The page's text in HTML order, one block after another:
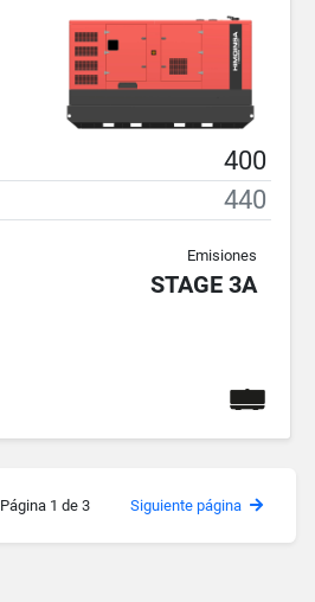
400
440
Emisiones
STAGE 3A
Página 1 de 3 Siguiente página